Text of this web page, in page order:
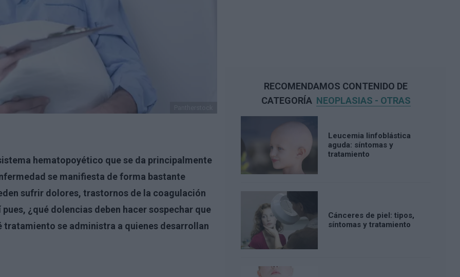
hematopoyético que se da principalmente
se manifiesta de forma bastante
sufrir dolores, trastornos de la coagulación
pues, ¿qué dolencias deben hacer sospechar que
tratamiento se administra a quienes desarrollan
RECOMENDAMOS CONTENIDO DE
CATEGORÍA NEOPLASIAS - OTRAS
Leucemia linfoblástica
aguda: síntomas y
tratamiento
Cánceres de piel: tipos,
síntomas y tratamiento